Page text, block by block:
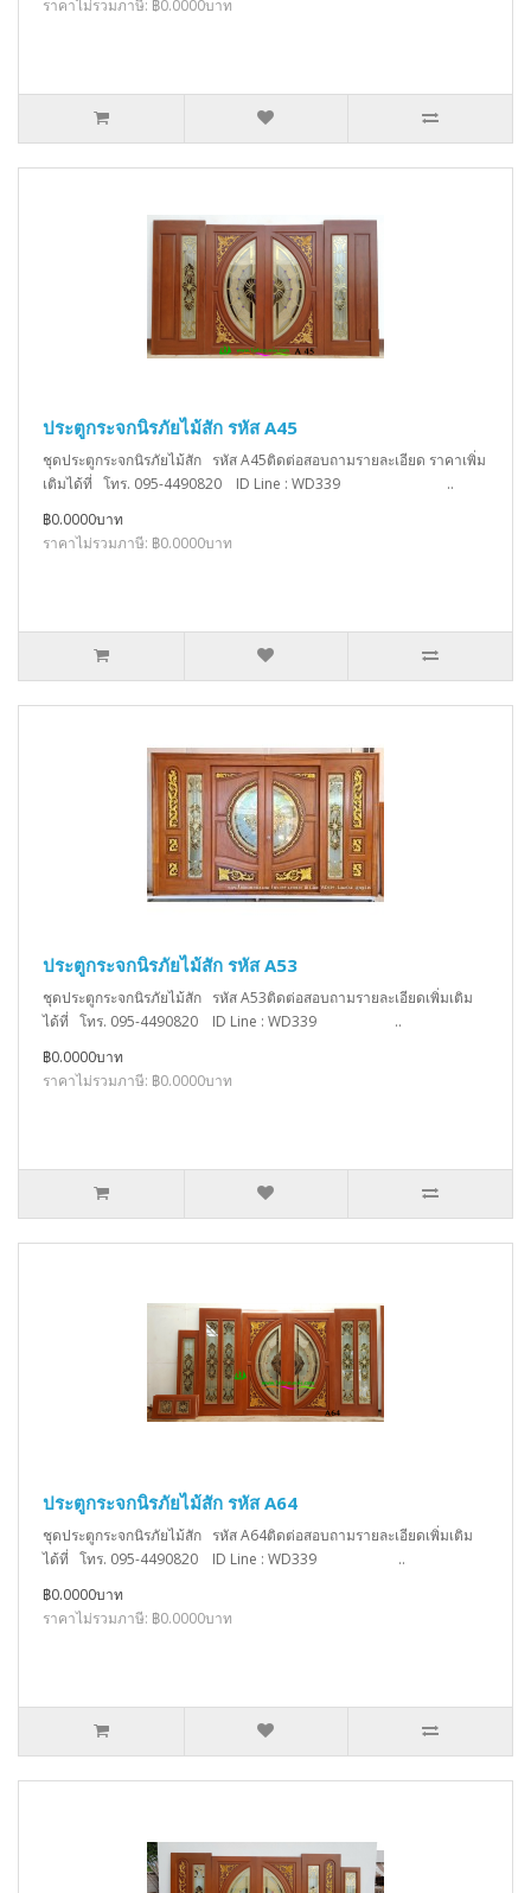
ราคาไม่รวมภาษี: ฿0.0000บาท
ประตูกระจกนิรภัยไม้สัก รหัส A45
ชุดประตูกระจกนิรภัยไม้สัก รหัส A45ติดต่อสอบถามรายละเอียด ราคาเพิ่ม
เติมได้ที่ โทร. 095-4490820 ID Line : WD339 ..
฿0.0000บาท
ราคาไม่รวมภาษี: ฿0.0000บาท
ประตูกระจกนิรภัยไม้สัก รหัส A53
ชุดประตูกระจกนิรภัยไม้สัก รหัส A53ติดต่อสอบถามรายละเอียดเพิ่มเติม
ได้ที่ โทร. 095-4490820 ID Line : WD339 ..
฿0.0000บาท
ราคาไม่รวมภาษี: ฿0.0000บาท
ประตูกระจกนิรภัยไม้สัก รหัส A64
ชุดประตูกระจกนิรภัยไม้สัก รหัส A64ติดต่อสอบถามรายละเอียดเพิ่มเติม
ได้ที่ โทร. 095-4490820 ID Line : WD339 ..
฿0.0000บาท
ราคาไม่รวมภาษี: ฿0.0000บาท